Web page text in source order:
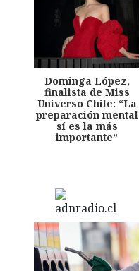
Dominga López,
finalista de Miss
Universo Chile: “La
preparación mental
sí es la más
importante”